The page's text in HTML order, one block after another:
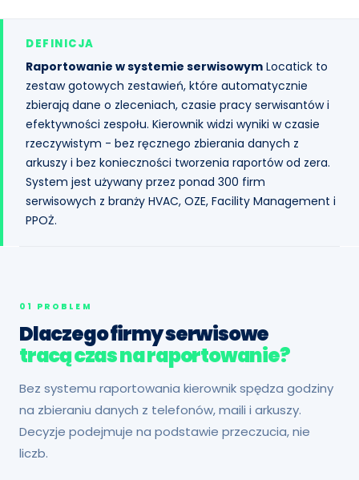
DEFINICJA
Raportowanie w systemie serwisowym Locatick to
zestaw gotowych zestawień, które automatycznie
zbierają dane o zleceniach, czasie pracy serwisantów i
efektywności zespołu. Kierownik widzi wyniki w czasie
rzeczywistym - bez ręcznego zbierania danych z
arkuszy i bez konieczności tworzenia raportów od zera.
System jest używany przez ponad 300 firm
serwisowych z branży HVAC, OZE, Facility Management i
PPOŻ.
01 PROBLEM
Dlaczego firmy serwisowe
tracą czas na raportowanie?
Bez systemu raportowania kierownik spędza godziny
na zbieraniu danych z telefonów, maili i arkuszy.
Decyzje podejmuje na podstawie przeczucia, nie
liczb.